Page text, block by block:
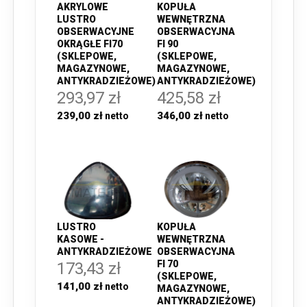
AKRYLOWE
LUSTRO
OBSERWACYJNE
OKRĄGŁE FI70
(SKLEPOWE,
MAGAZYNOWE,
ANTYKRADZIEŻOWE)
293,97 zł
239,00 zł
KOPUŁA
WEWNĘTRZNA
OBSERWACYJNA
FI 90
(SKLEPOWE,
MAGAZYNOWE,
ANTYKRADZIEŻOWE)
425,58 zł
346,00 zł
LUSTRO
KASOWE -
ANTYKRADZIEŻOWE
173,43 zł
141,00 zł
KOPUŁA
WEWNĘTRZNA
OBSERWACYJNA
FI 70
(SKLEPOWE,
MAGAZYNOWE,
ANTYKRADZIEŻOWE)